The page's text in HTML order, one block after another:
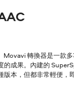
Movavi 轉換器是一款
的成果。內建的
本，但都非常輕便，